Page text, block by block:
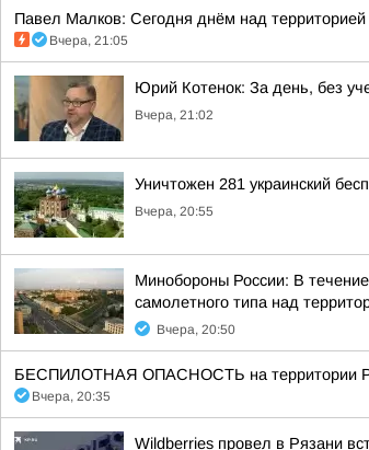
Павел Малков: Сегодня днём над территорией
Вчера, 21:05
Юрий Котенок: За день, без
Вчера, 21:02
Уничтожен 281 украинский
Вчера, 20:55
Минобороны России: В
самолетного типа над
Вчера, 20:50
БЕСПИЛОТНАЯ ОПАСНОСТЬ на территории
Вчера, 20:35
Wildberries провел в Рязани